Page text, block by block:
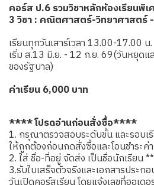
คอร์ส ป.6 รวมวิชาหลักห้องเรียนพิ
3 วิชา : คณิตศาสตร์-วิทยาศาสตร์
เรียนทุกวันเสาร์เวลา 13.00-17.00 น.
เริ่ม ส.13 มิ.ย. - 12 ก.ย. 69(วันหยุด
ของรัฐบาล)
ค่าเรียน 6,000 บาท
**** โปรดอ่านก่อนสั่งซื้อ****
1. กรุณาตรวจสอบระดับชั้น และรอบเ
ให้ถูกต้องก่อนกดสั่งซื้อและโอนชำระค่
2. ใส่ ชื่อ-ที่อยู่ จัดส่ง เป็นชื่อนักเรียน
3.รับใบเสร็จตัวจริงและเอกสารประก